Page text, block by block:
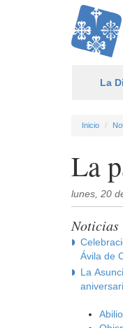
La
Inicio
La
lunes, 20
Noticias
Ávila de
La